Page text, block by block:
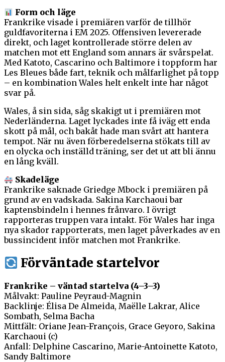
Form och läge
Frankrike visade i premiären varför de tillhör
guldfavoriterna i EM 2025. Offensiven levererade
direkt, och laget kontrollerade större delen av
matchen mot ett England som annars är svårspelat.
Med Katoto, Cascarino och Baltimore i toppform har
Les Bleues både fart, teknik och målfarlighet på topp
– en kombination Wales helt enkelt inte har något
svar på.
Wales, å sin sida, såg skakigt ut i premiären mot
Nederländerna. Laget lyckades inte få iväg ett enda
skott på mål, och bakåt hade man svårt att hantera
tempot. När nu även förberedelserna stökats till av
en olycka och inställd träning, ser det ut att bli ännu
en lång kväll.
Skadeläge
Frankrike saknade Griedge Mbock i premiären på
grund av en vadskada. Sakina Karchaoui bar
kaptensbindeln i hennes frånvaro. I övrigt
rapporteras truppen vara intakt. För Wales har inga
nya skador rapporterats, men laget påverkades av en
bussincident inför matchen mot Frankrike.
Förväntade startelvor
Frankrike – väntad startelva (4–3–3)
Målvakt: Pauline Peyraud-Magnin
Backlinje: Élisa De Almeida, Maëlle Lakrar, Alice
Sombath, Selma Bacha
Mittfält: Oriane Jean-François, Grace Geyoro, Sakina
Karchaoui (c)
Anfall: Delphine Cascarino, Marie-Antoinette Katoto,
Sandy Baltimore